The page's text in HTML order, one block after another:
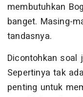
membutuhkan
banget. Masing-
tandasnya.
Dicontohkan soal
Sepertinya tak
penting untuk